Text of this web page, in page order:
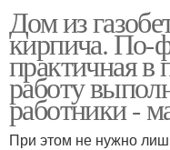
Дом из
кирпича. По-
практичная в
работу
работники -
При этом не нужно